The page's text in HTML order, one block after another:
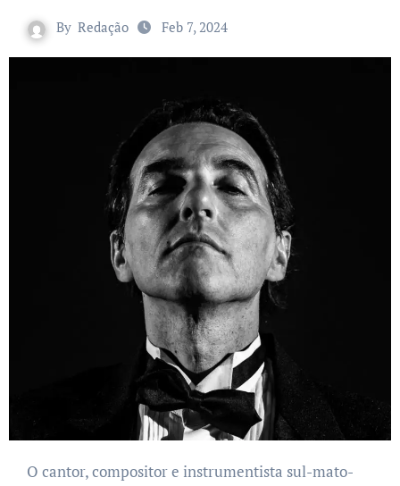
By Redação Feb 7, 2024
O cantor, compositor e instrumentista sul-mato-